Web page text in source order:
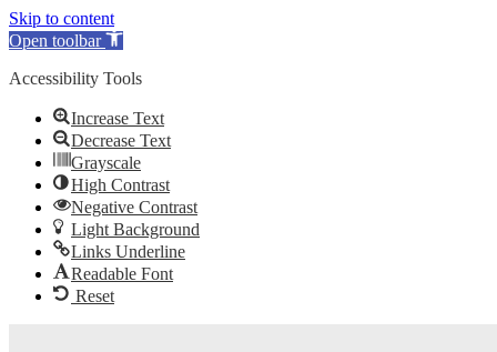
Skip to content
Open toolbar
Accessibility Tools
Increase Text
Decrease Text
Grayscale
High Contrast
Negative Contrast
Light Background
Links Underline
Readable Font
Reset